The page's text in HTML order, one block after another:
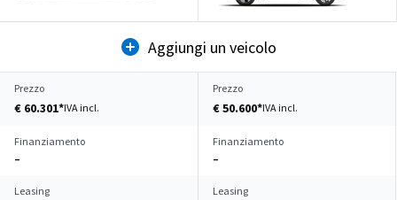
Aggiungi un veicolo
Prezzo
€ 60.301*IVA incl.
Prezzo
€ 50.600*IVA incl.
Finanziamento
–
Finanziamento
–
Leasing
Leasing